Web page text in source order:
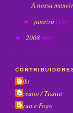
À nossa
► janeiro (19)
► 2008(66)
Niki
Oceano / Tissita
Água e Fogo